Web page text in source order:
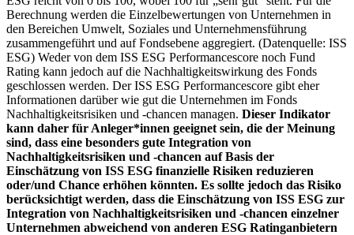
Berechnung werden die Einzelbewertungen von Unternehmen in
den Bereichen Umwelt, Soziales und Unternehmensführung
zusammengeführt und auf Fondsebene aggregiert. (Datenquelle: ISS
ESG) Weder von dem ISS ESG Performancescore noch Fund
Rating kann jedoch auf die Nachhaltigkeitswirkung des Fonds
geschlossen werden. Der ISS ESG Performancescore gibt eher
Informationen darüber wie gut die Unternehmen im Fonds
Nachhaltigkeitsrisiken und -chancen managen. Dieser Indikator
kann daher für Anleger*innen geeignet sein, die der Meinung
sind, dass eine besonders gute Integration von
Nachhaltigkeitsrisiken und -chancen auf Basis der
Einschätzung von ISS ESG finanzielle Risiken reduzieren
oder/und Chance erhöhen könnten. Es sollte jedoch das Risiko
berücksichtigt werden, dass die Einschätzung von ISS ESG zur
Integration von Nachhaltigkeitsrisiken und -chancen einzelner
Unternehmen abweichend von anderen ESG Ratinganbietern